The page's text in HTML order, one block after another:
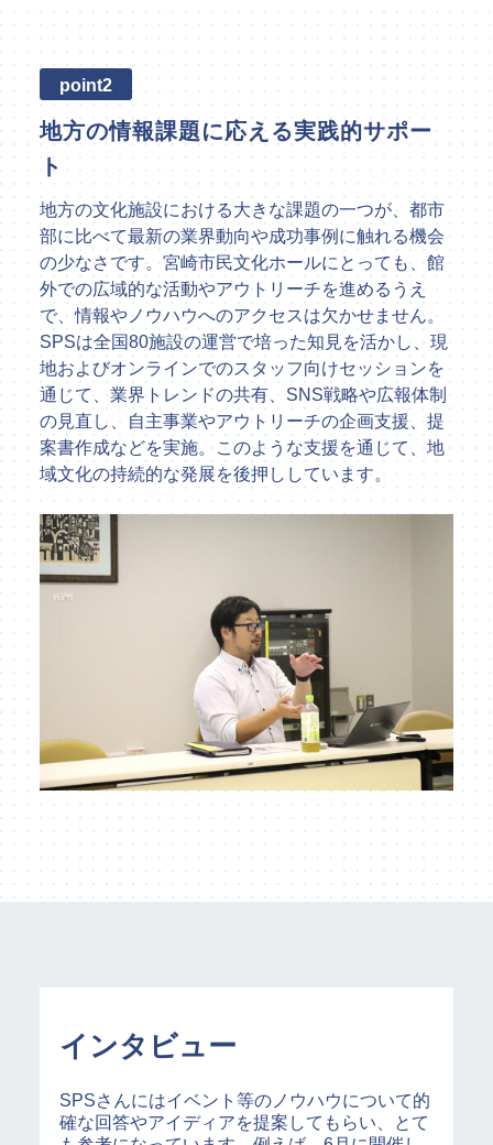
point2
地方の情報課題に応える実践的サポー
ト
地方の文化施設における大きな課題の一つが、都市
部に比べて最新の業界動向や成功事例に触れる機会
の少なさです。宮崎市民文化ホールにとっても、館
外での広域的な活動やアウトリーチを進めるうえ
で、情報やノウハウへのアクセスは欠かせません。
SPSは全国80施設の運営で培った知見を活かし、現
地およびオンラインでのスタッフ向けセッションを
通じて、業界トレンドの共有、SNS戦略や広報体制
の見直し、自主事業やアウトリーチの企画支援、提
案書作成などを実施。このような支援を通じて、地
域文化の持続的な発展を後押ししています。
インタビュー
SPSさんにはイベント等のノウハウについて的
確な回答やアイディアを提案してもらい、とて